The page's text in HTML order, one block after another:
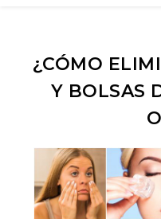
¿CÓMO
Y BOLSAS